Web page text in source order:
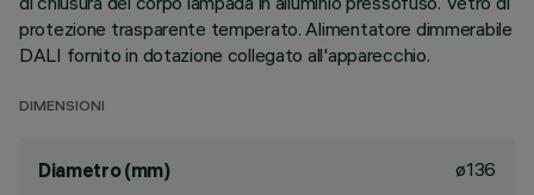
protezione trasparente temperato. Alimentatore dimmerabile
DALI fornito in dotazione collegato all'apparecchio.
DIMENSIONI
Diametro (mm) ø136